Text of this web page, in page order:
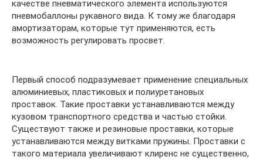
качестве пневматического элемента используются
пневмобаллоны рукавного вида. К тому же благодаря
амортизаторам, которые тут применяются, есть
возможность регулировать просвет.
Первый способ подразумевает применение специальных
алюминиевых, пластиковых и полиуретановых
проставок. Такие проставки устанавливаются между
кузовом транспортного средства и частью стойки.
Существуют также и резиновые проставки, которые
устанавливаются между витками пружины. Проставки с
такого материала увеличивают клиренс не существенно,